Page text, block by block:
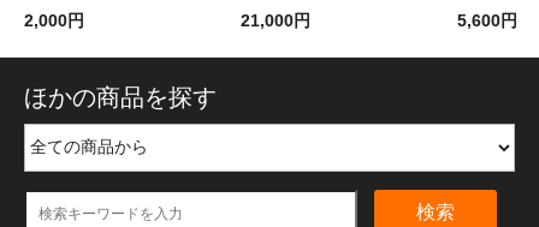
2,000円 21,000円 5,600円
ほかの商品を探す
検索